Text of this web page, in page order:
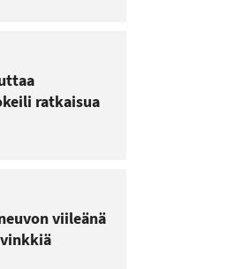
ratkaisua
viileänä